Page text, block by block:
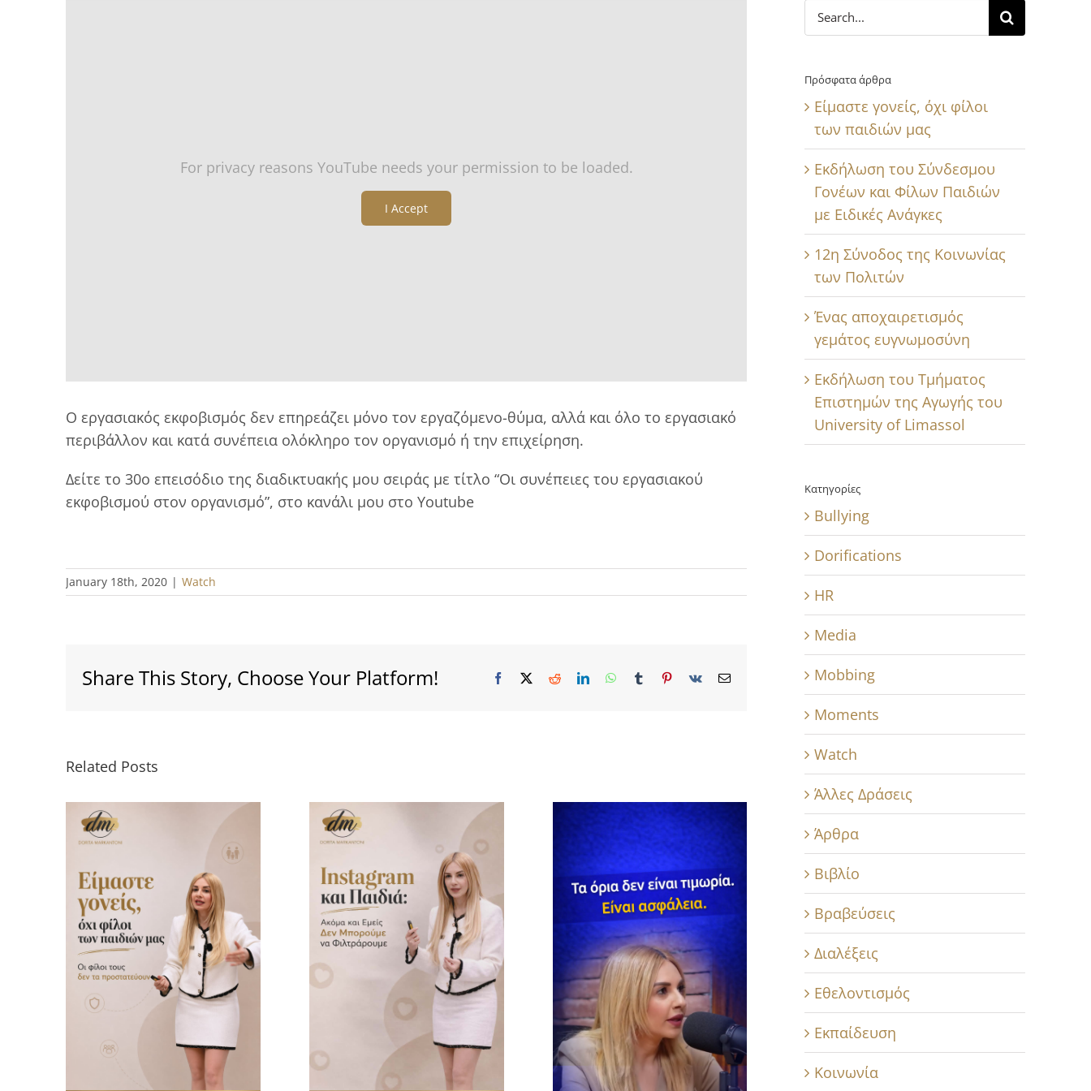
For privacy reasons YouTube needs your permission to be loaded.
I Accept
Ο εργασιακός εκφοβισμός δεν επηρεάζει μόνο τον εργαζόμενο-θύμα, αλλά και όλο το εργασιακό
περιβάλλον και κατά συνέπεια ολόκληρο τον οργανισμό ή την επιχείρηση.
Δείτε το 30ο επεισόδιο της διαδικτυακής μου σειράς με τίτλο “Οι συνέπειες του εργασιακού
εκφοβισμού στον οργανισμό”, στο κανάλι μου στο Youtube
January 18th, 2020 | Watch
Share This Story, Choose Your Platform! Facebook RedditLinkedInWhatsApp
Tumblr Pinterest
Vk Email
Related Posts
Search
for:
Πρόσφατα άρθρα
Είμαστε γονείς, όχι φίλοι
των παιδιών μας
Εκδήλωση του Σύνδεσμου
Γονέων και Φίλων Παιδιών
με Ειδικές Ανάγκες
12η Σύνοδος της Κοινωνίας
των Πολιτών
Ένας αποχαιρετισμός
γεμάτος ευγνωμοσύνη
Εκδήλωση του Τμήματος
Επιστημών της Αγωγής του
University of Limassol
Κατηγορίες
Bullying
Dorifications
HR
Media
Mobbing
Moments
Watch
Άλλες Δράσεις
Άρθρα
Βιβλίο
Βραβεύσεις
Διαλέξεις
Εθελοντισμός
Εκπαίδευση
Κοινωνία